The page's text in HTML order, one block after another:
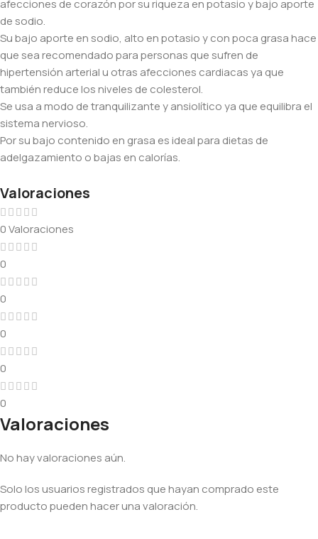
afecciones de corazón por su riqueza en potasio y bajo aporte
de sodio.
Su bajo aporte en sodio, alto en potasio y con poca grasa hace
que sea recomendado para personas que sufren de
hipertensión arterial u otras afecciones cardiacas ya que
también reduce los niveles de colesterol.
Se usa a modo de tranquilizante y ansiolítico ya que equilibra el
sistema nervioso.
Por su bajo contenido en grasa es ideal para dietas de
adelgazamiento o bajas en calorías.
Valoraciones
0 Valoraciones
0
0
0
0
0
Valoraciones
No hay valoraciones aún.
Solo los usuarios registrados que hayan comprado este
producto pueden hacer una valoración.